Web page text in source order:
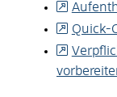
Quick-